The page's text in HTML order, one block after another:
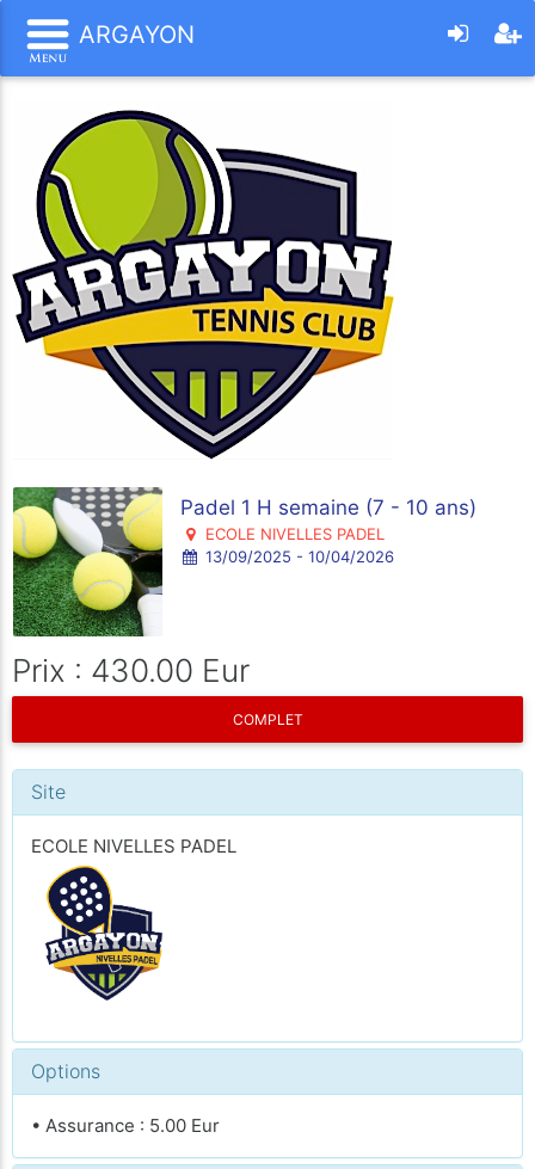
ARGAYON
Padel 1 H semaine (7 - 10 ans)
ECOLE NIVELLES PADEL
13/09/2025 - 10/04/2026
Prix : 430.00 Eur
COMPLET
Site
ECOLE NIVELLES PADEL
Options
• Assurance : 5.00 Eur